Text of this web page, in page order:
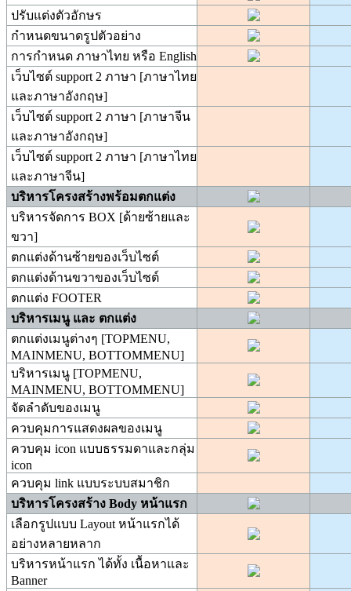
ปรับแต่งตัวอักษร
กำหนดขนาดรูปตัวอย่าง
การกำหนด ภาษาไทย หรือ English
เว็บไซต์ support 2 ภาษา [ภาษาไทย
และภาษาอังกฤษ]
เว็บไซต์ support 2 ภาษา [ภาษาจีน
และภาษาอังกฤษ]
เว็บไซต์ support 2 ภาษา [ภาษาไทย
และภาษาจีน]
บริหารโครงสร้างพร้อมตกแต่ง
บริหารจัดการ BOX [ด้ายซ้ายและ
ขวา]
ตกแต่งด้านซ้ายของเว็บไซต์
ตกแต่งด้านขวาของเว็บไซต์
ตกแต่ง FOOTER
บริหารเมนู และ ตกแต่ง
ตกแต่งเมนูต่างๆ [TOPMENU,
MAINMENU, BOTTOMMENU]
บริหารเมนู [TOPMENU,
MAINMENU, BOTTOMMENU]
จัดลำดับของเมนู
ควบคุมการแสดงผลของเมนู
ควบคุม icon แบบธรรมดาและกลุ่ม
icon
ควบคุม link แบบระบบสมาชิก
บริหารโครงสร้าง Body หน้าแรก
เลือกรูปแบบ Layout หน้าแรกได้
อย่างหลายหลาก
บริหารหน้าแรก ได้ทั้ง เนื้อหาและ
Banner